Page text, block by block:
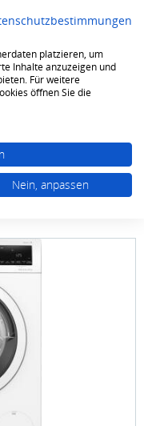
0
Touren
platzieren, um
Inhalte anzuzeigen und
Für weitere
öffnen Sie die
Nein, anpassen